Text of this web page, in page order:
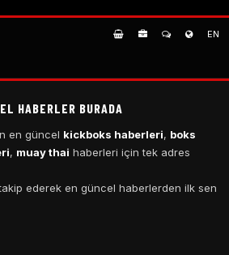
EN
HABERLER BURADA
en güncel kickboks haberleri, boks
, muay thai haberleri için tek adres
ederek en güncel haberlerden ilk sen